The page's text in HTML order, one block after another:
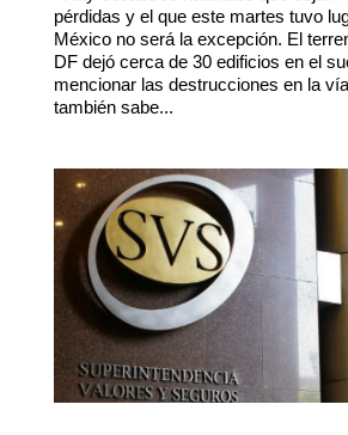
pérdidas y el que este martes tuvo
México no será la excepción. El
DF dejó cerca de 30 edificios en el
mencionar las destrucciones en la
también sabe...